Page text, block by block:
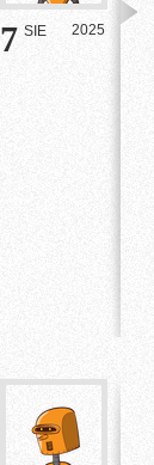
7 SIE 2025